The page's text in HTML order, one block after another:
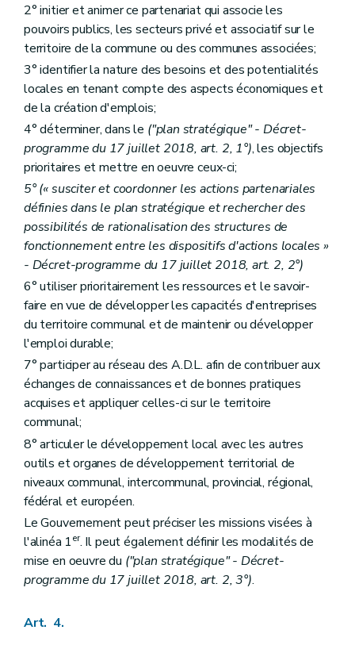
2° initier et animer ce partenariat qui associe les
pouvoirs publics, les secteurs privé et associatif sur le
territoire de la commune ou des communes associées;
3° identifier la nature des besoins et des potentialités
locales en tenant compte des aspects économiques et
de la création d'emplois;
4° déterminer, dans le ("plan stratégique" - Décret-
programme du 17 juillet 2018, art. 2, 1°), les objectifs
prioritaires et mettre en oeuvre ceux-ci;
5° (« susciter et coordonner les actions partenariales
définies dans le plan stratégique et rechercher des
possibilités de rationalisation des structures de
fonctionnement entre les dispositifs d'actions locales »
- Décret-programme du 17 juillet 2018, art. 2, 2°)
6° utiliser prioritairement les ressources et le savoir-
faire en vue de développer les capacités d'entreprises
du territoire communal et de maintenir ou développer
l'emploi durable;
7° participer au réseau des A.D.L. afin de contribuer aux
échanges de connaissances et de bonnes pratiques
acquises et appliquer celles-ci sur le territoire
communal;
8° articuler le développement local avec les autres
outils et organes de développement territorial de
niveaux communal, intercommunal, provincial, régional,
fédéral et européen.
Le Gouvernement peut préciser les missions visées à
l'alinéa 1er. Il peut également définir les modalités de
mise en oeuvre du ("plan stratégique" - Décret-
programme du 17 juillet 2018, art. 2, 3°).
Art. 4.